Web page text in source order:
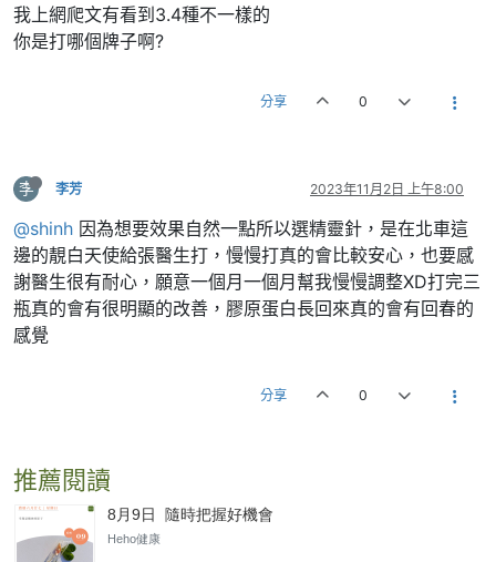
我上網爬文有看到3.4種不一樣的
你是打哪個牌子啊?
分享 0
李 李芳 2023年11月2日 上午8:00
@shinh 因為想要效果自然一點所以選精靈針，是在北車這
邊的靚白天使給張醫生打，慢慢打真的會比較安心，也要感
謝醫生很有耐心，願意一個月一個月幫我慢慢調整XD打完三
瓶真的會有很明顯的改善，膠原蛋白長回來真的會有回春的
感覺
分享 0
推薦閱讀